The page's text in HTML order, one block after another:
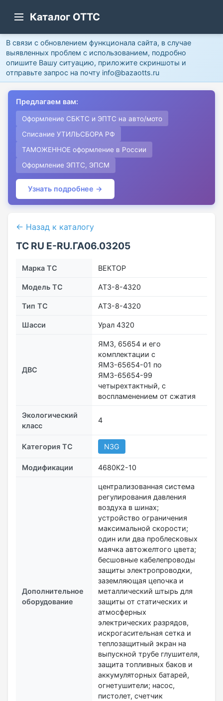
Каталог ОТТС
В связи с обновлением функционала сайта, в случае
выявленных проблем с использованием, подробно
опишите Вашу ситуацию, приложите скриншоты и
отправьте запрос на почту info@bazaotts.ru
Предлагаем вам:
Оформление СБКТС и ЭПТС на авто/мото
Списание УТИЛЬСБОРА РФ
ТАМОЖЕННОЕ оформление в России
Оформление ЭПТС, ЭПСМ
Узнать подробнее →
← Назад к каталогу
ТС RU Е-RU.ГА06.03205
Марка ТС ВЕКТОР
Модель ТС АТЗ-8-4320
Тип ТС АТЗ-8-4320
Шасси Урал 4320
ДВС
ЯМЗ, 65654 и его
комплектации с
ЯМЗ-65654-01 по
ЯМЗ-65654-99
четырехтактный, с
воспламенением от сжатия
Экологический
класс
4
Категория ТС N3G
Модификации 4680К2-10
Дополнительное
оборудование
централизованная система
регулирования давления
воздуха в шинах;
устройство ограничения
максимальной скорости;
один или два проблесковых
маячка автожелтого цвета;
бесшовные кабелепроводы
защиты электропроводки,
заземляющая цепочка и
металлический штырь для
защиты от статических и
атмосферных
электрических разрядов,
искрогасительная сетка и
теплозащитный экран на
выпускной трубе глушителя,
защита топливных баков и
аккумуляторных батарей,
огнетушители; насос,
пистолет, счетчик